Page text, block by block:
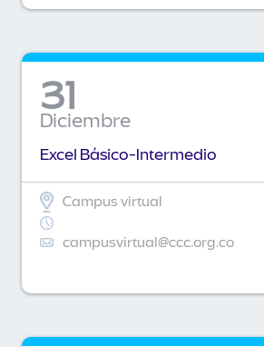
31
Diciembre
Excel Básico-Intermedio
Campus virtual
campusvirtual@ccc.org.co